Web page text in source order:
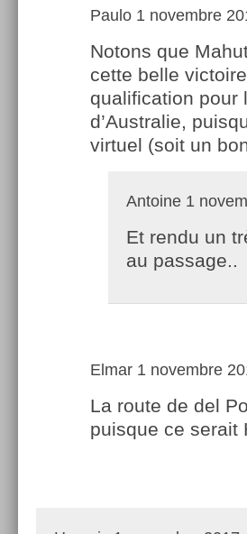
Paulo 1 novembre
Notons que
cette belle
qualification pour
d’Australie,
virtuel (soit un
Antoine 1
Et rendu un
au passage..
Elmar 1 novembre
La route de del
puisque ce serait